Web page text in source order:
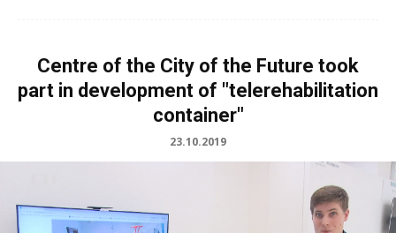
Centre of the City of the Future took
part in development of "telerehabilitation
container"
23.10.2019